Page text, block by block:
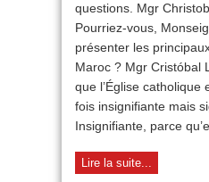
questions. Mgr
Pourriez-vous,
présenter les
Maroc ? Mgr Cristóbal
que l’Église catholique
fois insignifiante mais
Insignifiante, parce
Lire la suite...